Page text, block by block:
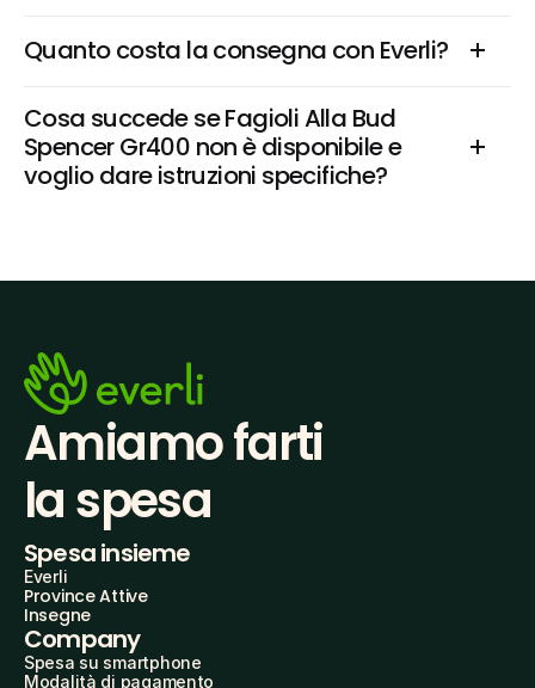
Quanto costa la consegna con Everli?
Cosa succede se Fagioli Alla Bud
Spencer Gr400 non è disponibile e
voglio dare istruzioni specifiche?
Amiamo farti
la spesa
Spesa insieme
Everli
Province Attive
Insegne
Company
Spesa su smartphone
Modalità di pagamento